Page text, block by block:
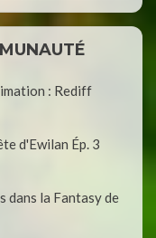
: Rediff
d'Ewilan Ép. 3
dans la Fantasy de